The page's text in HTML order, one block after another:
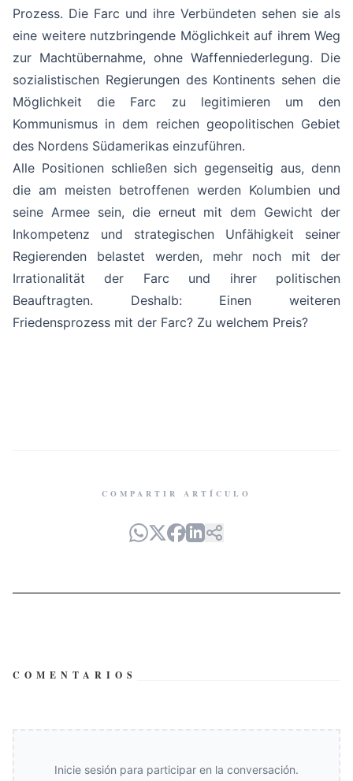
Prozess. Die Farc und ihre Verbündeten sehen sie als
eine weitere nutzbringende Möglichkeit auf ihrem Weg
zur Machtübernahme, ohne Waffenniederlegung. Die
sozialistischen Regierungen des Kontinents sehen die
Möglichkeit die Farc zu legitimieren um den
Kommunismus in dem reichen geopolitischen Gebiet
des Nordens Südamerikas einzuführen.
Alle Positionen schließen sich gegenseitig aus, denn
die am meisten betroffenen werden Kolumbien und
seine Armee sein, die erneut mit dem Gewicht der
Inkompetenz und strategischen Unfähigkeit seiner
Regierenden belastet werden, mehr noch mit der
Irrationalität der Farc und ihrer politischen
Beauftragten. Deshalb: Einen weiteren
Friedensprozess mit der Farc? Zu welchem Preis?
COMPARTIR ARTÍCULO
COMENTARIOS
Inicie sesión para participar en la conversación.